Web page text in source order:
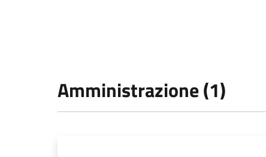
Amministrazione (1)